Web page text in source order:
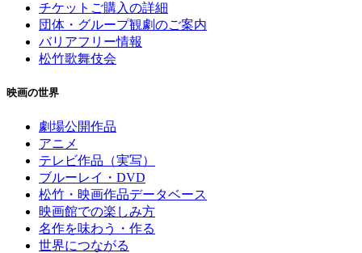
チケットご購入の詳細
団体・グループ観劇のご案内
バリアフリー情報
松竹歌舞伎会
映画の世界
劇場公開作品
アニメ
テレビ作品（実写）
ブルーレイ・DVD
松竹・映画作品データベース
映画館での楽しみ方
名作を味わう・作る
世界につながる